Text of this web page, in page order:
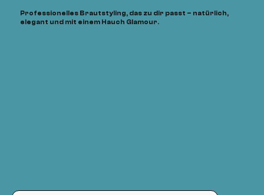
Professionelles Brautstyling, das zu dir passt – natürlich,
elegant und mit einem Hauch Glamour.